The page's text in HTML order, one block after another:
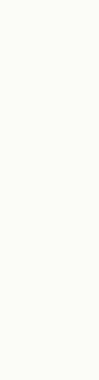
découvrir les
et les
festival de
cycliste
Détail de
Une étape
positif total de
l’itinéraire,
les 5 derniers
route débute
Palmarella :
pentes entre 3
la réserve de
l’Ouest
roche pour
La descente
Pentes et
Point le plus
Point le plus